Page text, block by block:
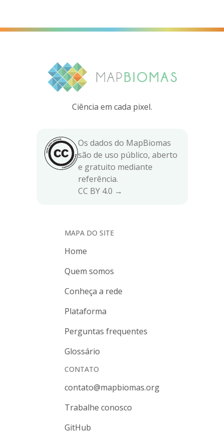
Ciência em cada pixel.
Os dados do MapBiomas
são de uso público, aberto
e gratuito mediante
referência.
CC BY 4.0 →
MAPA DO SITE
Home
Quem somos
Conheça a rede
Plataforma
Perguntas frequentes
Glossário
CONTATO
contato@mapbiomas.org
Trabalhe conosco
GitHub